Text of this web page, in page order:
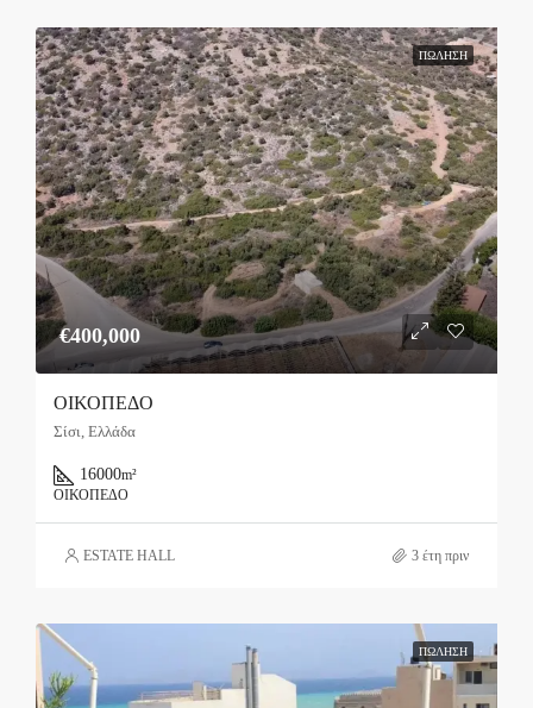
ΠΏΛΗΣΗ
€400,000
ΟΙΚΟΠΕΔΟ
Σίσι, Ελλάδα
16000m²
ΟΙΚΌΠΕΔΟ
ESTATE HALL 3 έτη πριν
ΠΏΛΗΣΗ